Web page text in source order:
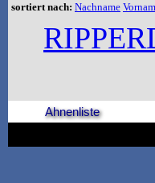
sortiert nach: Nachname
Ahnenliste